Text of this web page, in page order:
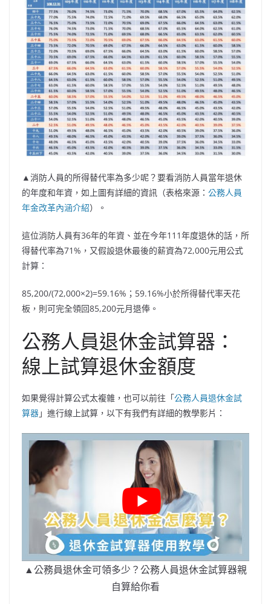
▲消防人員的所得替代率為多少呢？要看消防人員當年退休
的年度和年資，如上圖有詳細的資訊（表格來源： 公務人員
年金改革內涵介紹）。
這位消防人員有36年的年資、並在今年111年度退休的話，所
得替代率為71%，又假設退休最後的薪資為72,000元用公式
計算：
85,200/(72,000×2)=59.16%；59.16%小於所得替代率天花
板，則可完全領回85,200元月退俸。
公務人員退休金試算器：
線上試算退休金額度
如果覺得計算公式太複雜，也可以前往「公務人員退休金試
算器」進行線上試算，以下有我們有詳細的教學影片：
▲公務員退休金可領多少？公務人員退休金試算器親
自算給你看